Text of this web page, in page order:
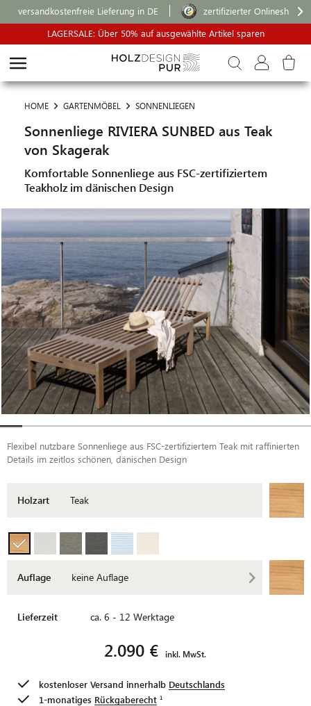
versandkostenfreie Lieferung in DE
zertifizierter Onlineshop
LAGERSALE: Über 50% auf ausgewählte Artikel sparen
HOME GARTENMÖBEL SONNENLIEGEN
Sonnenliege RIVIERA SUNBED aus Teak
von Skagerak
Komfortable Sonnenliege aus FSC-zertifiziertem
Teakholz im dänischen Design
Flexibel nutzbare Sonnenliege aus FSC-zertifiziertem Teak mit raffinierten
Details im zeitlos schönen, dänischen Design
Holzart Teak
Auflage keine Auflage
Lieferzeit ca. 6 - 12 Werktage
2.090 € inkl. MwSt.
kostenloser Versand innerhalb Deutschlands
1-monatiges Rückgaberecht